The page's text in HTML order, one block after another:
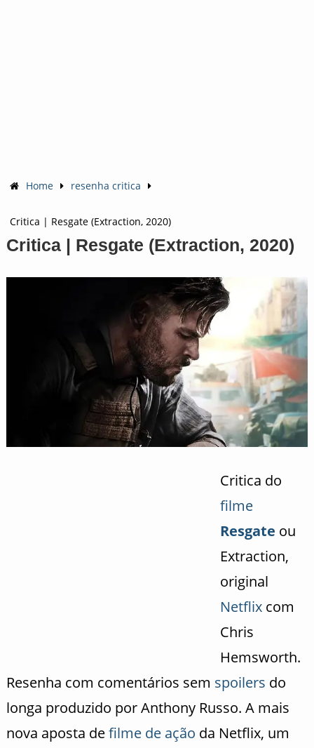
Home resenha critica
Critica | Resgate (Extraction, 2020)
Critica | Resgate (Extraction, 2020)
Critica do
filme
Resgate ou
Extraction,
original
Netflixcom
Chris
Hemsworth.
Resenha com comentários sem spoilers do
longa produzido por Anthony Russo. A mais
nova aposta defilme de ação da Netflix, um